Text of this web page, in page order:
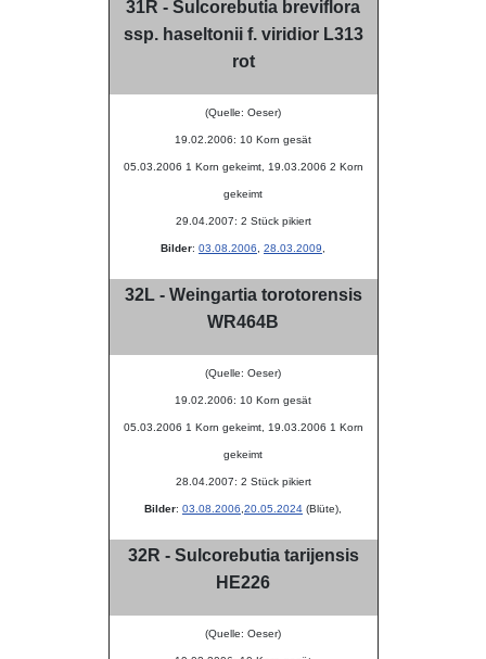
31R - Sulcorebutia breviflora
ssp. haseltonii f. viridior L313
rot
(Quelle: Oeser)
19.02.2006: 10 Korn gesät
05.03.2006 1 Korn gekeimt, 19.03.2006 2 Korn
gekeimt
29.04.2007: 2 Stück pikiert
Bilder: 03.08.2006 28.03.2009
32L - Weingartia torotorensis
WR464B
(Quelle: Oeser)
19.02.2006: 10 Korn gesät
05.03.2006 1 Korn gekeimt, 19.03.2006 1 Korn
gekeimt
28.04.2007: 2 Stück pikiert
Bilder: 03.08.2006 20.05.2024 (Blüte),
32R - Sulcorebutia tarijensis
HE226
(Quelle: Oeser)